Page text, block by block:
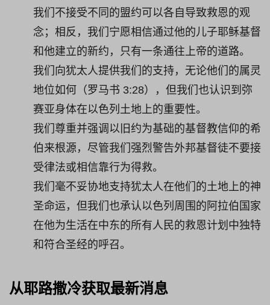
我们不接受不同的盟约可以各自导致救恩的观
念；相反，我们宁愿相信通过他的儿子耶稣基督
和他建立的新约，只有一条通往上帝的道路。
我们向犹太人提供我们的支持，无论他们的属灵
地位如何（罗马书 3:28），但我们也认识到弥
赛亚身体在以色列土地上的重要性。
我们尊重并强调以旧约为基础的基督教信仰的希
伯来根源，尽管我们强烈警告外邦基督徒不要接
受律法或相信靠行为得救。
我们毫不妥协地支持犹太人在他们的土地上的神
圣命运，但我们也承认以色列周围的阿拉伯国家
在他为生活在中东的所有人民的救恩计划中独特
和符合圣经的呼召。
从耶路撒冷获取最新消息